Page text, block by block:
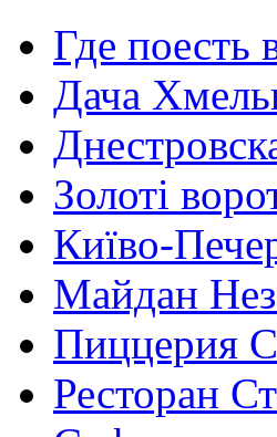
Где поесть
Дача
Золоті
Київо-
Майдан
Пиццерия
Ресторан